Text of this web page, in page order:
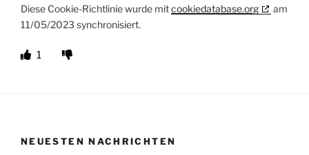
Diese Cookie-Richtlinie wurde mitcookiedatabase.org
am
11/05/2023 synchronisiert.
1
NEUESTEN NACHRICHTEN